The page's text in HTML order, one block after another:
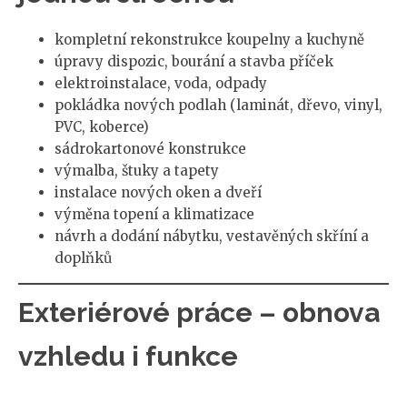
kompletní rekonstrukce koupelny a kuchyně
úpravy dispozic, bourání a stavba příček
elektroinstalace, voda, odpady
pokládka nových podlah (laminát, dřevo, vinyl,
PVC, koberce)
sádrokartonové konstrukce
výmalba, štuky a tapety
instalace nových oken a dveří
výměna topení a klimatizace
návrh a dodání nábytku, vestavěných skříní a
doplňků
Exteriérové práce – obnova
vzhledu i funkce